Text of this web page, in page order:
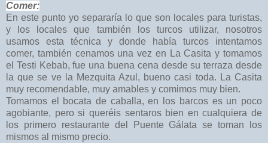
Comer:
En este punto yo separaría lo que son locales para turistas,
y los locales que también los turcos utilizar, nosotros
usamos esta técnica y donde había turcos intentamos
comer, también cenamos una vez en La Casita y tomamos
el Testi Kebab, fue una buena cena desde su terraza desde
la que se ve la Mezquita Azul, bueno casi toda. La Casita
muy recomendable, muy amables y comimos muy bien.
Tomamos el bocata de caballa, en los barcos es un poco
agobiante, pero si queréis sentaros bien en cualquiera de
los primero restaurante del Puente Gálata se toman los
mismos al mismo precio.